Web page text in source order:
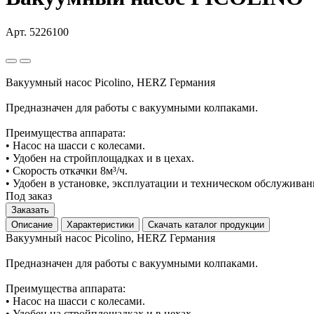
Арт. 5226100
Вакуумный насос Picolino, HERZ Германия
Предназначен для работы с вакуумными колпаками.
Преимущества аппарата:
• Насос на шасси с колесами.
• Удобен на стройплощадках и в цехах.
• Скорость откачки 8м³/ч.
• Удобен в установке, эксплуатации и техническом
Под заказ
Заказать
Описание
Характеристики Скачать каталог продукции
Вакуумный насос Picolino, HERZ Германия
Предназначен для работы с вакуумными колпаками.
Преимущества аппарата:
• Насос на шасси с колесами.